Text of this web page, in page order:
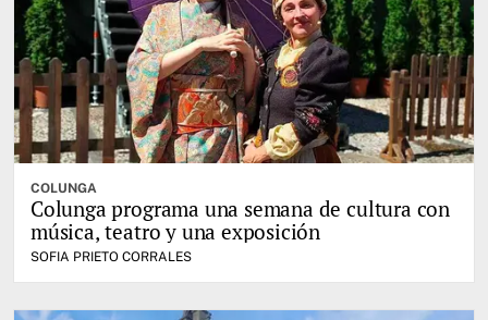
COLUNGA
Colunga programa una semana de cultura con
música, teatro y una exposición
SOFIA PRIETO CORRALES